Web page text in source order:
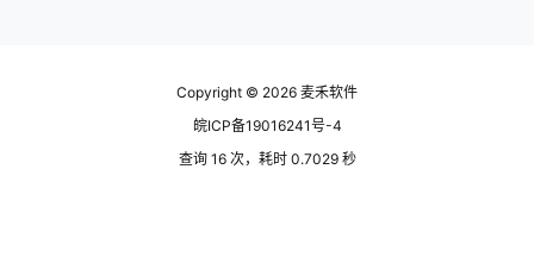
Copyright © 2026 麦禾软件
皖ICP备19016241号-4
查询 16 次，耗时 0.7029 秒